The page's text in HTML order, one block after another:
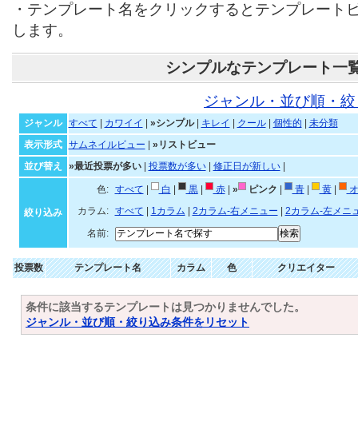
・テンプレート名をクリックするとテンプレート
します。
シンプルなテンプレート一
ジャンル・並び順・
ジャンル すべて カワイイ »シンプル| キレイ クール| 個性的
未分類
表示形式
サムネイルビュー
»リストビュー
並び替え
»最近投票が多い| 投票数が多い| 修正日が新しい|
絞り込み
色: すべて 白 黒| 赤| » ピンク 青| 黄|
カラム:
すべて 1カラム 2カラム-右メニュー
2カラム-左メニ
名前:
投票数 テンプレート名 カラム 色 クリエイター
条件に該当するテンプレートは見つかりませんでした。
ジャンル・並び順・絞り込み条件をリセット